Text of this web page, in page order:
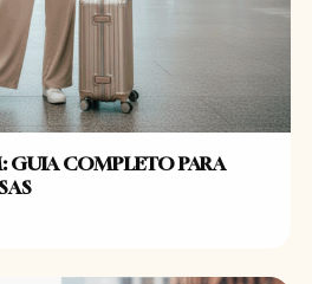
GUIA COMPLETO PARA